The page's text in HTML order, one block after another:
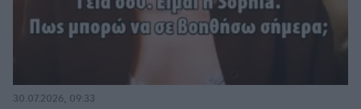
30.07.2026, 09:33